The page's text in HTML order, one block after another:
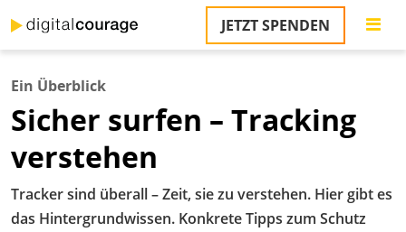
zum
Inhalt
JETZT SPENDEN
Ein Überblick
Sicher surfen – Tracking
verstehen
Tracker sind überall – Zeit, sie zu verstehen. Hier gibt es
das Hintergrundwissen. Konkrete Tipps zum Schutz